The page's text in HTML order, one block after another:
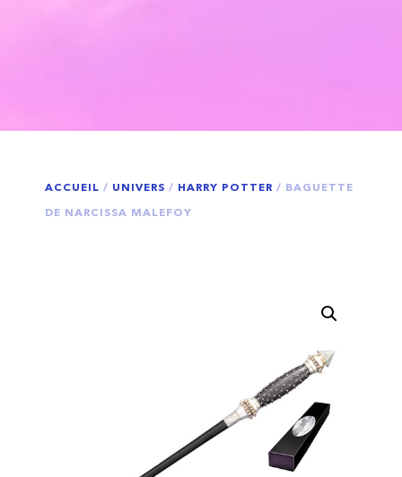
ACCUEIL / UNIVERS / HARRY POTTER / BAGUETTE
DE NARCISSA MALEFOY